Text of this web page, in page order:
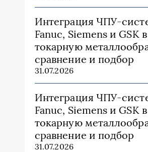
Интеграция ЧПУ-
Fanuc, Siemens и GSK в
токарную
сравнение и подбор
31.07.2026
Интеграция ЧПУ-
Fanuc, Siemens и GSK в
токарную
сравнение и подбор
31.07.2026